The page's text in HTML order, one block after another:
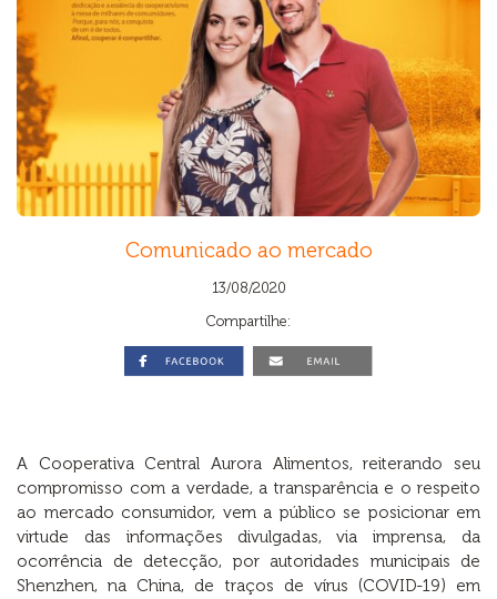
Comunicado ao mercado
13/08/2020
Compartilhe:
A Cooperativa Central Aurora Alimentos, reiterando seu
compromisso com a verdade, a transparência e o respeito
ao mercado consumidor, vem a público se posicionar em
virtude das informações divulgadas, via imprensa, da
ocorrência de detecção, por autoridades municipais de
Shenzhen, na China, de traços de vírus (COVID-19) em